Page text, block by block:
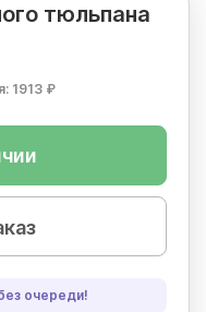
тюльпана
1913 ₽
очереди!